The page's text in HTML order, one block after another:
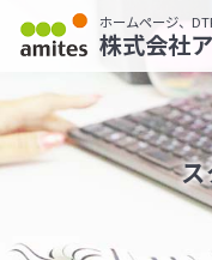
ホームページ、
株式会社